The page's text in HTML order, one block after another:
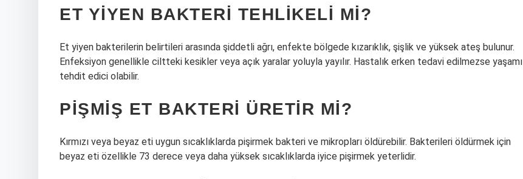
ET YIYEN BAKTERI TEHLIKELI MI?
Et yiyen bakterilerin belirtileri arasında şiddetli ağrı, enfekte bölgede kızarıklık, şişlik ve yüksek ateş bulunur.
Enfeksiyon genellikle ciltteki kesikler veya açık yaralar yoluyla yayılır. Hastalık erken tedavi edilmezse yaşamı
tehdit edici olabilir.
PIŞMIŞ ET BAKTERI ÜRETIR MI?
Kırmızı veya beyaz eti uygun sıcaklıklarda pişirmek bakteri ve mikropları öldürebilir. Bakterileri öldürmek için
beyaz eti özellikle 73 derece veya daha yüksek sıcaklıklarda iyice pişirmek yeterlidir.